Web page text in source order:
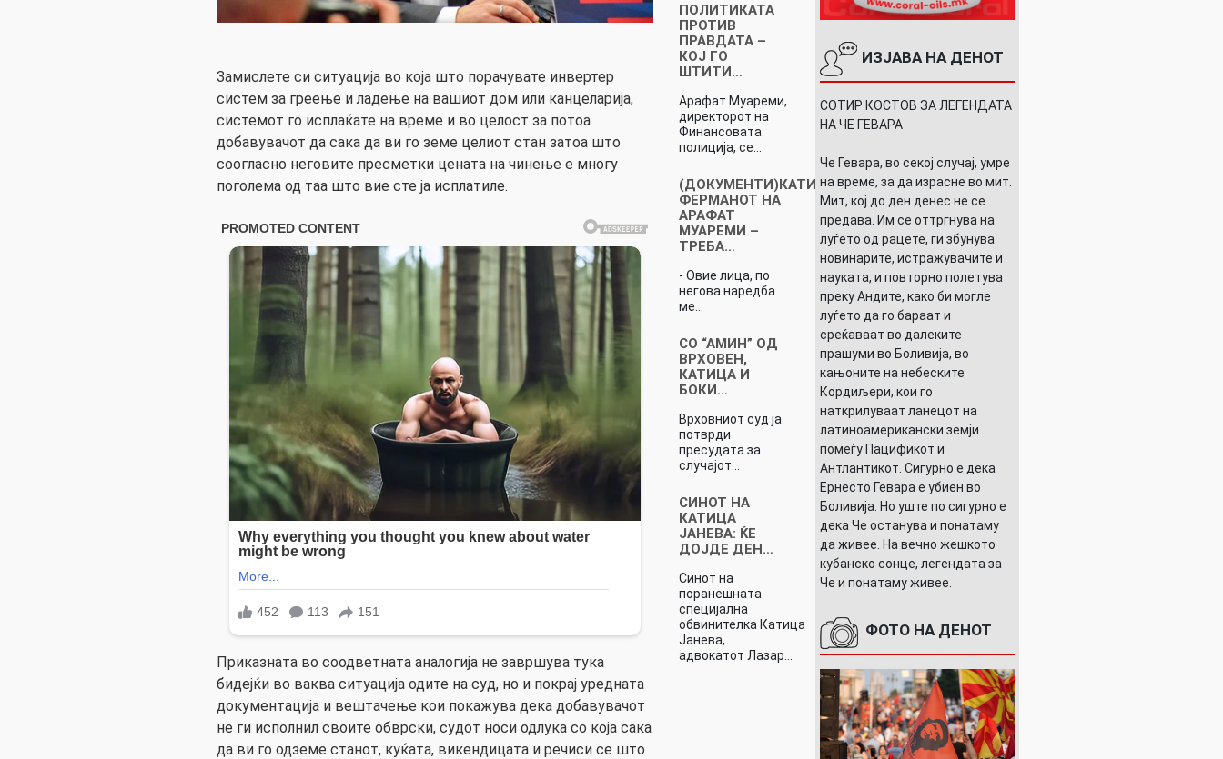
Замислете си ситуација во која што порачувате инвертер
систем за греење и ладење на вашиот дом или канцеларија,
системот го исплаќате на време и во целост за потоа
добавувачот да сака да ви го земе целиот стан затоа што
соогласно неговите пресметки цената на чинење е многу
поголема од таа што вие сте ја исплатиле.
Приказната во соодветнaта аналогија не завршува тука
бидејќи во ваква ситуација одите на суд, но и покрај уредната
документација и вештачење кои покажува дека добавувачот
не ги исполнил своите обврски, судот носи одлука со која сака
да ви го одземе станот, куќата, викендицата и речиси се што
ПОЛИТИКАТА
ПРОТИВ
ПРАВДАТА –
КОЈ ГО
ШТИТИ…
Арафат Муареми,
директорот на
Финансовата
полиција, се…
(ДОКУМЕНТИ)КАТИЉ
ФЕРМАНОТ НА
АРАФАТ
МУАРЕМИ –
ТРЕБА…
- Овие лица, по
негова наредба
ме…
СО “АМИН” ОД
ВРХОВЕН,
КАТИЦА И
БОКИ…
Врховниот суд ја
потврди
пресудата за
случајот…
СИНОТ НА
КАТИЦА
ЈАНЕВА: ЌЕ
ДОЈДЕ ДЕН…
Синот на
поранешната
специјална
обвинителка Катица
Јанева,
адвокатот Лазар…
ИЗЈАВА НА ДЕНОТ
СОТИР КОСТОВ ЗА ЛЕГЕНДАТА
НА ЧЕ ГЕВАРА
Че Гевара, во секој случај, умре
на време, за да израсне во мит.
Мит, кој до ден денес не се
предава. Им се оттргнува на
луѓето од рацете, ги збунува
новинарите, истражувачите и
науката, и повторно полетува
преку Андите, како би могле
луѓето да го бараат и
среќаваат во далеките
прашуми во Боливија, во
кањоните на небеските
Кордиљери, кои го
наткрилуваат ланецот на
латиноамерикански земји
помеѓу Пацификот и
Антлантикот. Сигурно е дека
Ернесто Гевара е убиен во
Боливија. Но уште по сигурно е
дека Че останува и понатаму
да живее. На вечно жешкото
кубанско сонце, легендата за
Че и понатаму живее.
ФОТО НА ДЕНОТ